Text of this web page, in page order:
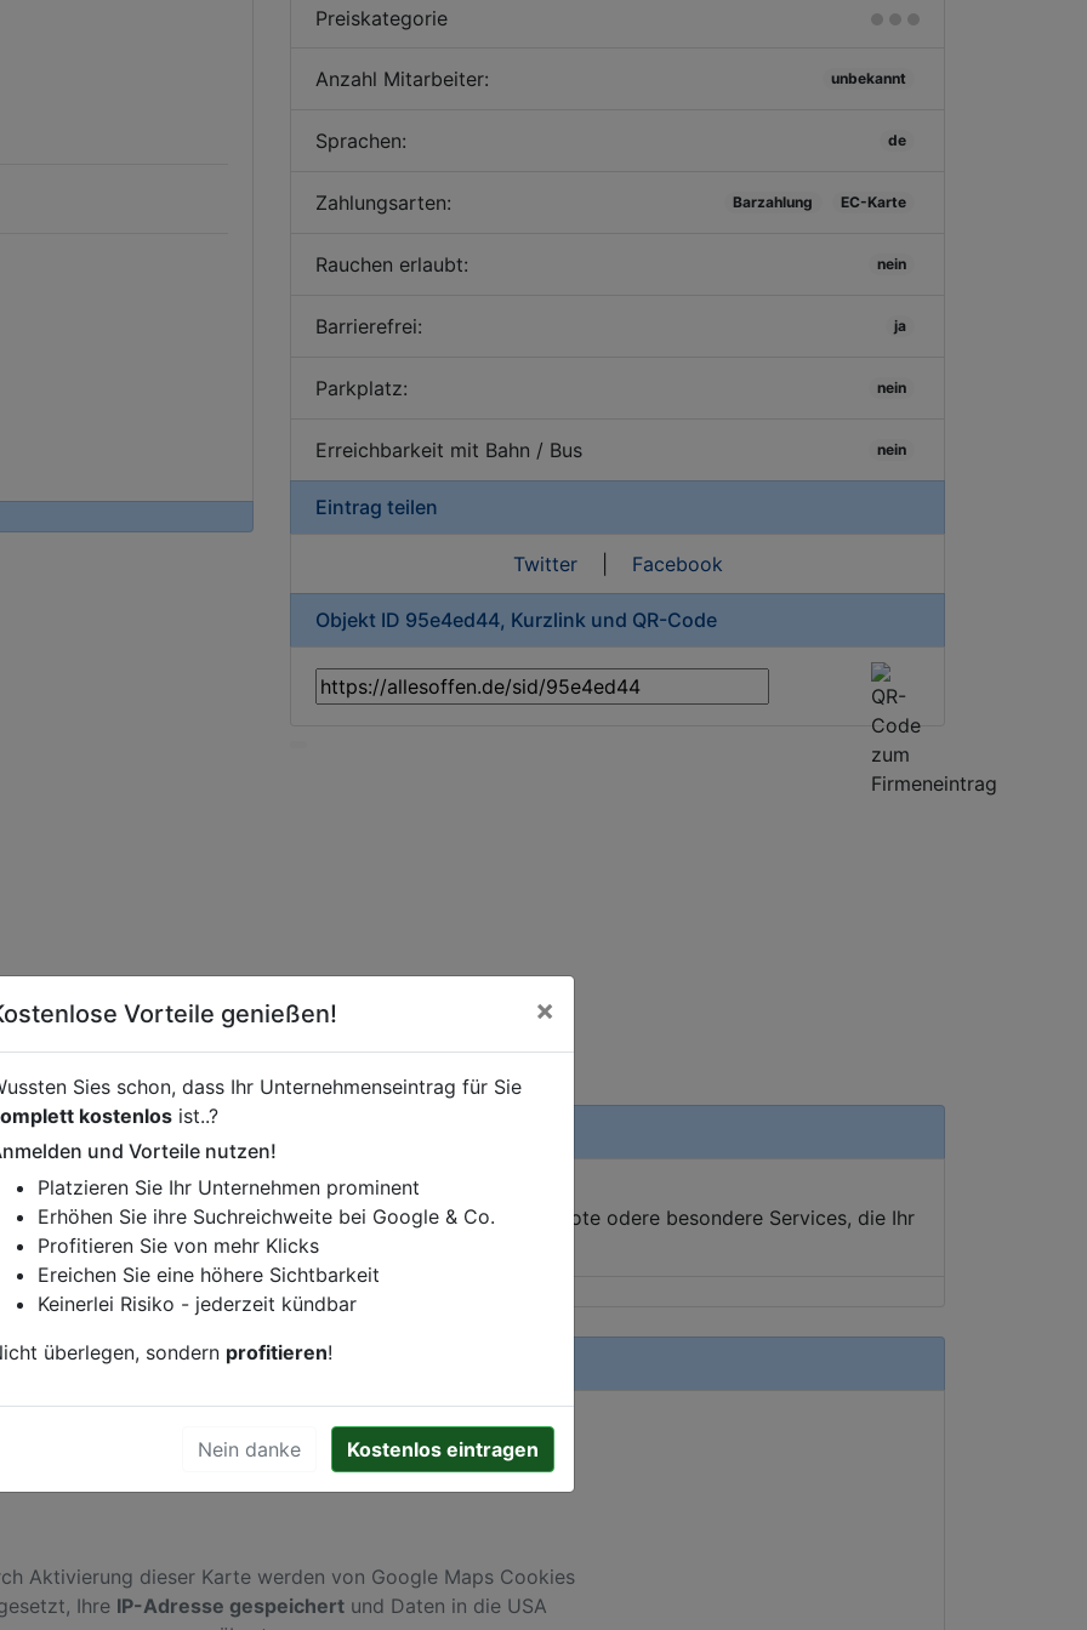
Preiskategorie
Anzahl Mitarbeiter: unbekannt
Sprachen: de
Zahlungsarten: Barzahlung EC-Karte
Rauchen erlaubt: nein
Barrierefrei: ja
Parkplatz: nein
Erreichbarkeit mit Bahn / Bus nein
Eintrag teilen
Twitter| Facebook
Objekt ID 95e4ed44, Kurzlink und QR-Code
oder andere relevante Informationen hinzufügen?
Gerne erweitern wir Ihren Firmeneintrag um Sonderangebote odere besondere Services, die Ihr
Ihren Wettbewerbern abheben.
Aktivierung dieser Karte werden von Google Maps Cookies
Ihre IP-Adresse gespeichert und Daten in die USA
Vorteile genießen! ×
Sies schon, dass Ihr Unternehmenseintrag für Sie
kostenlos ist..?
und Vorteile nutzen!
Platzieren Sie Ihr Unternehmen prominent
Erhöhen Sie ihre Suchreichweite bei Google & Co.
Profitieren Sie von mehr Klicks
Ereichen Sie eine höhere Sichtbarkeit
Keinerlei Risiko - jederzeit kündbar
überlegen, sondern profitieren!
Nein danke Kostenlos eintragen